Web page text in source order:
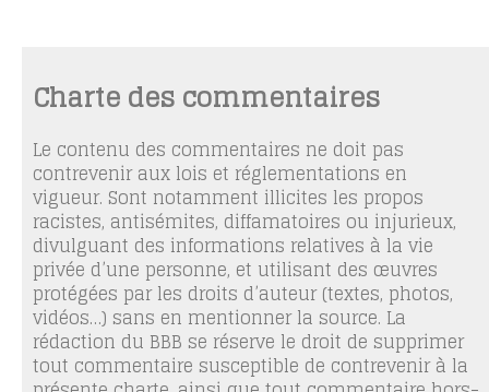
Charte des commentaires
Le contenu des commentaires ne doit pas
contrevenir aux lois et réglementations en
vigueur. Sont notamment illicites les propos
racistes, antisémites, diffamatoires ou injurieux,
divulguant des informations relatives à la vie
privée d’une personne, et utilisant des œuvres
protégées par les droits d’auteur (textes, photos,
vidéos…) sans en mentionner la source. La
rédaction du BBB se réserve le droit de supprimer
tout commentaire susceptible de contrevenir à la